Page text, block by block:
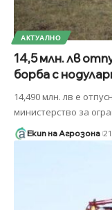
АКТУАЛНО
14,5 млн. лв
борба с
14,490 млн. лв e
министерство за
Екип на Агрозона